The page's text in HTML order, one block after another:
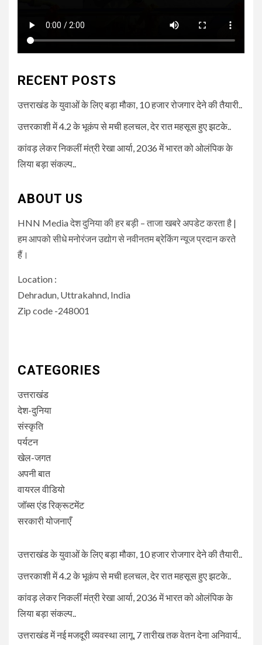
RECENT POSTS
उत्तराखंड के युवाओं के लिए बड़ा मौका, 10 हजार रोजगार देने की तैयारी..
उत्तरकाशी में 4.2 के भूकंप से मची हलचल, देर रात महसूस हुए झटके..
कांवड़ लेकर निकलीं मंत्री रेखा आर्या, 2036 में भारत को ओलंपिक के
लिया बड़ा संकल्प..
ABOUT US
HNN Media देश दुनिया की हर बड़ी – ताजा खबरे अपडेट करता है |
हम आपको सीधे मनोरंजन उद्योग से नवीनतम ब्रेकिंग न्यूज प्रदान करते
हैं।
Location :
Dehradun, Uttrakahnd, India
Zip code -248001
CATEGORIES
उत्तराखंड
देश-दुनिया
संस्कृति
पर्यटन
खेल-जगत
अपनी बात
वायरल वीडियो
जॉब्स एंड रिक्रूटमेंट
सरकारी योजनाएँ
उत्तराखंड के युवाओं के लिए बड़ा मौका, 10 हजार रोजगार देने की तैयारी..
उत्तरकाशी में 4.2 के भूकंप से मची हलचल, देर रात महसूस हुए झटके..
कांवड़ लेकर निकलीं मंत्री रेखा आर्या, 2036 में भारत को ओलंपिक के
लिया बड़ा संकल्प..
उत्तराखंड में नई मजदूरी व्यवस्था लागू, 7 तारीख तक वेतन देना अनिवार्य..